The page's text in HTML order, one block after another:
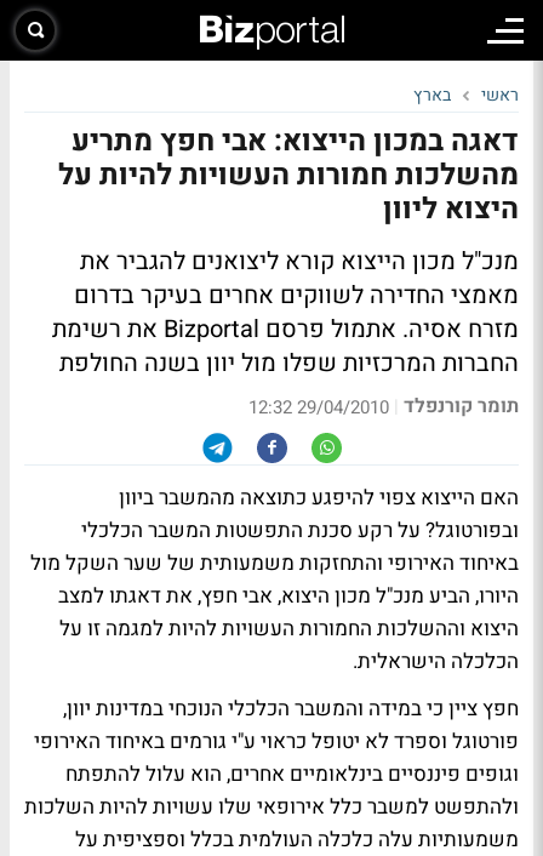
ראשי בארץ
דאגה במכון הייצוא: אבי חפץ מתריע
מהשלכות חמורות העשויות להיות על
היצוא ליוון
מנכ"ל מכון הייצוא קורא ליצואנים להגביר את
מאמצי החדירה לשווקים אחרים בעיקר בדרום
מזרח אסיה. אתמול פרסם Bizportal את רשימת
החברות המרכזיות שפלו מול יוון בשנה החולפת
תומר קורנפלד |
29/04/2010 12:32
האם הייצוא צפוי להיפגע כתוצאה מהמשבר ביוון
ובפורטוגל? על רקע סכנת התפשטות המשבר הכלכלי
באיחוד האירופי והתחזקות משמעותית של שער השקל מול
היורו, הביע מנכ"ל מכון היצוא, אבי חפץ, את דאגתו למצב
היצוא וההשלכות החמורות העשויות להיות למגמה זו על
הכלכלה הישראלית.
חפץ ציין כי במידה והמשבר הכלכלי הנוכחי במדינות יוון,
פורטוגל וספרד לא יטופל כראוי ע"י גורמים באיחוד האירופי
וגופים פיננסיים בינלאומיים אחרים, הוא עלול להתפתח
ולהתפשט למשבר כלל אירופאי שלו עשויות להיות השלכות
משמעותיות עלה כלכלה העולמית בכלל וספציפית על